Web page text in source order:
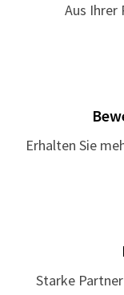
Aus Ihrer
Erhalten Sie
Starke